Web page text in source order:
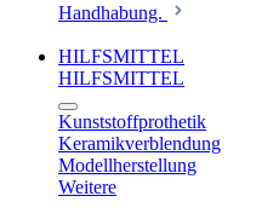
Handhabung.
HILFSMITTEL
HILFSMITTEL
Kunststoffprothetik
Keramikverblendung
Modellherstellung
Weitere